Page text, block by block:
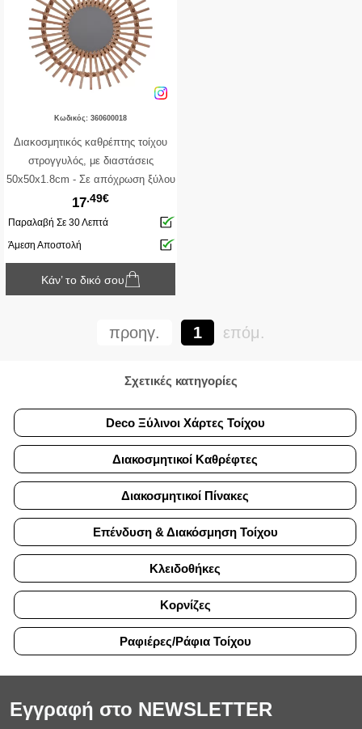
Κωδικός: 360600018
Διακοσμητικός καθρέπτης τοίχου
στρογγυλός, με διαστάσεις
50x50x1.8cm - Σε απόχρωση ξύλου
17.49€
Παραλαβή Σε 30 Λεπτά
Άμεση Αποστολή
Κάν’ το δικό σου
προηγ. 1 επόμ.
Σχετικές κατηγορίες
Deco Ξύλινοι Χάρτες Τοίχου
Διακοσμητικοί Καθρέφτες
Διακοσμητικοί Πίνακες
Επένδυση & Διακόσμηση Τοίχου
Κλειδοθήκες
Κορνίζες
Ραφιέρες/Ράφια Τοίχου
Εγγραφή στο NEWSLETTER